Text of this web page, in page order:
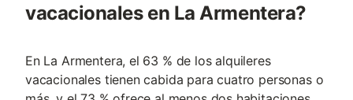
vacacionales en La Armentera?
En La Armentera, el 63 % de los alquileres
vacacionales tienen cabida para cuatro personas o